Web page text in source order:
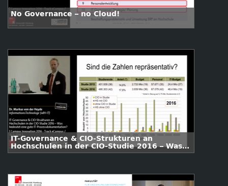
No Governance – no Cloud!
IT-Governance & CIO-Strukturen an
Hochschulen in der CIO-Studie 2016 – Was
bedeutet eine gute IT-